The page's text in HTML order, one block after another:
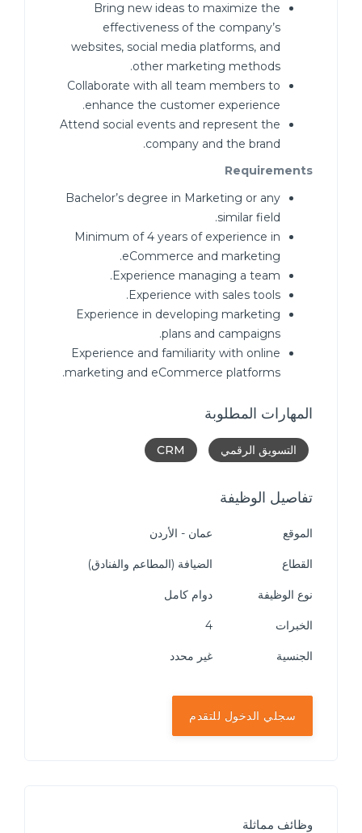
Bring new ideas to maximize the
effectiveness of the company’s
websites, social media platforms, and
other marketing methods.
Collaborate with all team members to
enhance the customer experience.
Attend social events and represent the
company and the brand.
Requirements
Bachelor’s degree in Marketing or any
similar field.
Minimum of 4 years of experience in
eCommerce and marketing.
Experience managing a team.
Experience with sales tools.
Experience in developing marketing
plans and campaigns.
Experience and familiarity with online
marketing and eCommerce platforms.
المهارات المطلوبة
التسويق الرقمي CRM
تفاصيل الوظيفة
الموقع عمان - الأردن
القطاع الضيافة (المطاعم والفنادق)
نوع الوظيفة دوام كامل
الخبرات
الجنسية غير محدد
سجلي الدخول للتقدم
وظائف مماثلة